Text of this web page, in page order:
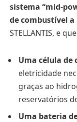
sistema “mid-
de combustível
STELLANTIS, e
Uma célula de
eletricidade
graças ao
reservatórios
Uma bateria